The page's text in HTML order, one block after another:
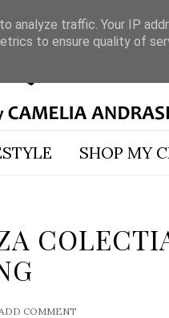
SHOP MY
COMMENT
analyze traffic. Your IP
to ensure quality of